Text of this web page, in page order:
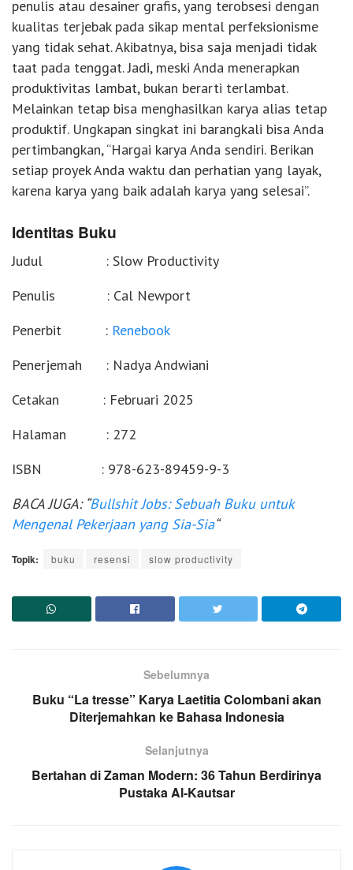
penulis atau desainer grafis, yang terobsesi dengan
kualitas terjebak pada sikap mental perfeksionisme
yang tidak sehat. Akibatnya, bisa saja menjadi tidak
taat pada tenggat. Jadi, meski Anda menerapkan
produktivitas lambat, bukan berarti terlambat.
Melainkan tetap bisa menghasilkan karya alias tetap
produktif. Ungkapan singkat ini barangkali bisa Anda
pertimbangkan, “Hargai karya Anda sendiri. Berikan
setiap proyek Anda waktu dan perhatian yang layak,
karena karya yang baik adalah karya yang selesai”.
Identitas Buku
Judul : Slow Productivity
Penulis : Cal Newport
Penerbit : Renebook
Penerjemah : Nadya Andwiani
Cetakan : Februari 2025
Halaman : 272
ISBN : 978-623-89459-9-3
BACA JUGA: “Bullshit Jobs: Sebuah Buku untuk
Mengenal Pekerjaan yang Sia-Sia“
Topik: buku resensi slow productivity
Sebelumnya
Buku “La tresse” Karya Laetitia Colombani akan
Diterjemahkan ke Bahasa Indonesia
Selanjutnya
Bertahan di Zaman Modern: 36 Tahun Berdirinya
Pustaka Al-Kautsar